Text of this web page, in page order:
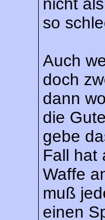
nicht
so
Auch
doch
dann
die
gebe
Fall hat
Waffe
muß
einen